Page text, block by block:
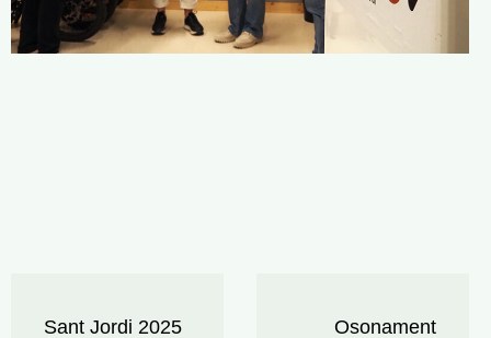
Sant Jordi 2025
Osonament